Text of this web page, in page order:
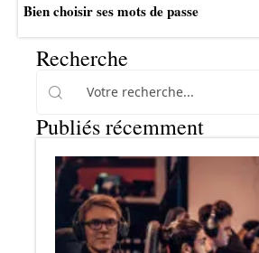
Bien choisir ses mots de passe
Recherche
Publiés récemment